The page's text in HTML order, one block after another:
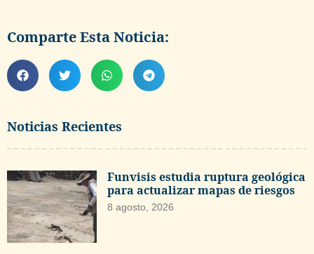
Noticias Recientes
Funvisis estudia ruptura geológica
para actualizar mapas de riesgos
8 agosto, 2026
Comparte Esta Noticia: